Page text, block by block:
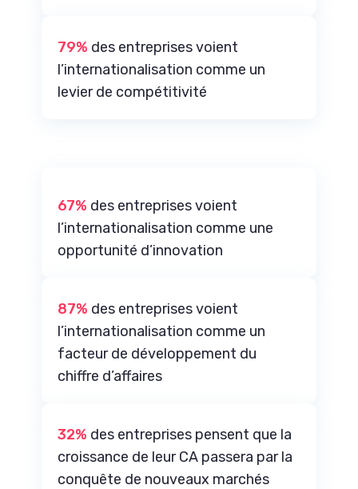
79% des entreprises voient
l’internationalisation comme un
levier de compétitivité
67% des entreprises voient
l’internationalisation comme une
opportunité d’innovation
87% des entreprises voient
l’internationalisation comme un
facteur de développement du
chiffre d’affaires
32% des entreprises pensent que la
croissance de leur CA passera par la
conquête de nouveaux marchés